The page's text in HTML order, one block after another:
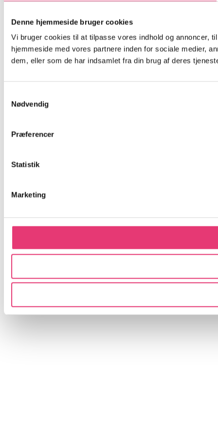
Denne hjemmeside bruger cookies
Vi bruger cookies til at tilpasse vores indhold og annoncer,
hjemmeside med vores partnere inden for sociale medier,
dem, eller som de har indsamlet fra din brug af deres
Nødvendig
Præferencer
Statistik
Marketing